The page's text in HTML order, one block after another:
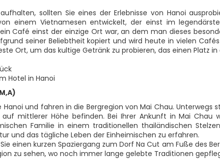
sollten Sie eines der Erlebnisse von Hanoi
einem Vietnamesen entwickelt, der einst im
Café einst der einzige Ort war, an dem man dieses
seiner Beliebtheit kopiert und wird heute in vielen
Ort, um das kultige Getränk zu probieren, das einen Platz
Hotel in Hanoi
Hanoi und fahren in die Bergregion von Mai Chau. Unterwegs
mittlerer Höhe befinden. Bei Ihrer Ankunft in Mai Chau
Familie in einem traditionellen thailändischen
und das tägliche Leben der Einheimischen zu erfahren.
einen kurzen Spaziergang zum Dorf Na Cut am Fuße des
zu sehen, wo noch immer lange gelebte Traditionen